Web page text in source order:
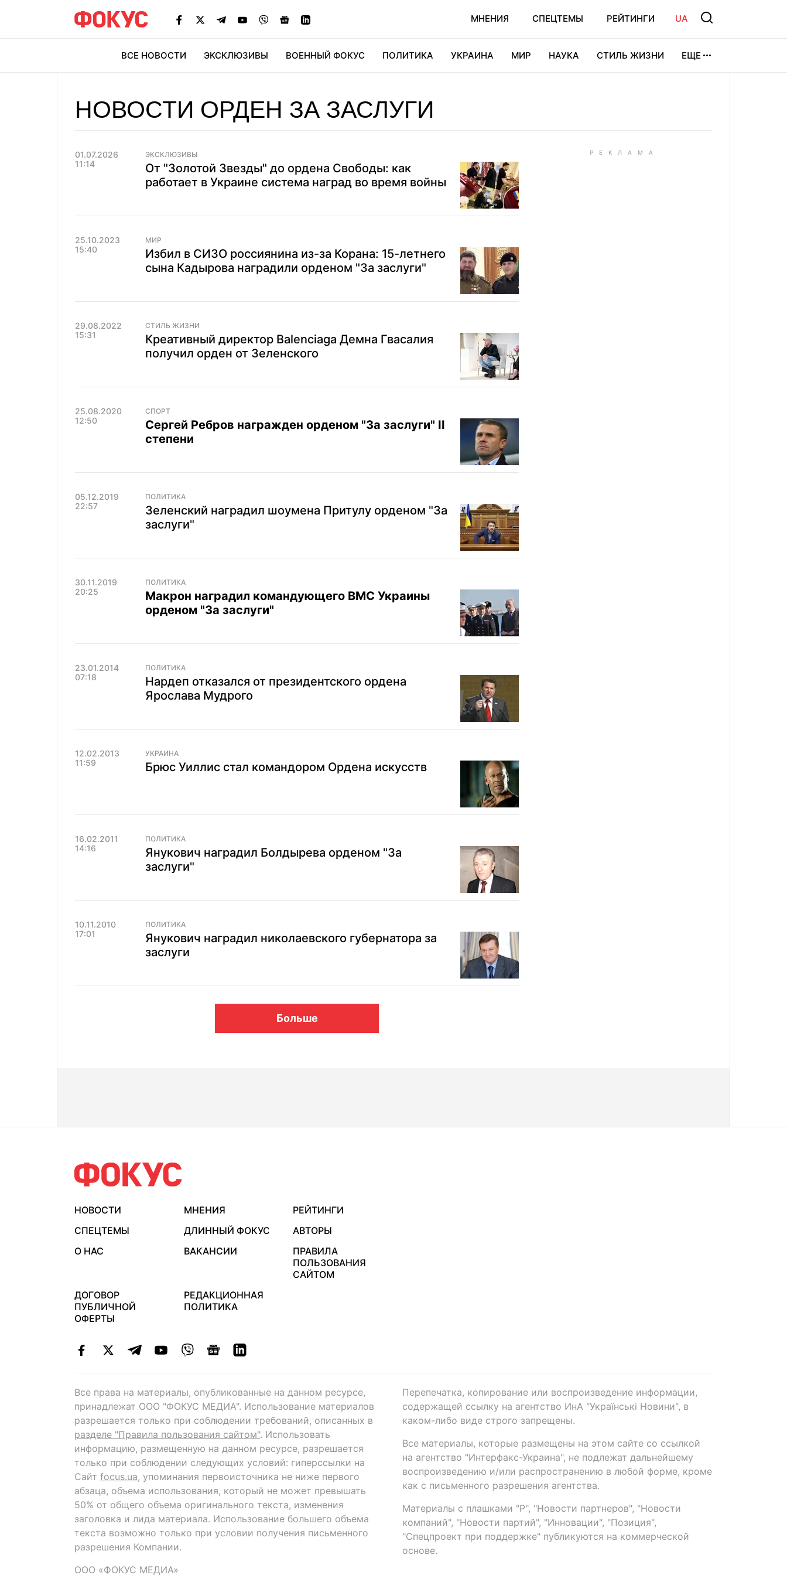
МНЕНИЯ СПЕЦТЕМЫ РЕЙТИНГИ UA
ВСЕ НОВОСТИ ЭКСКЛЮЗИВЫ ВОЕННЫЙ ФОКУС ПОЛИТИКА УКРАИНА МИР НАУКА СТИЛЬ ЖИЗНИ ЕЩЕ
НОВОСТИ ОРДЕН ЗА ЗАСЛУГИ
01.07.2026
11:14
ЭКСКЛЮЗИВЫ
От "Золотой Звезды" до ордена Свободы: как
работает в Украине система наград во время войны
25.10.2023
15:40
МИР
Избил в СИЗО россиянина из-за Корана: 15-летнего
сына Кадырова наградили орденом "За заслуги"
29.08.2022
15:31
СТИЛЬ ЖИЗНИ
Креативный директор Balenciaga Демна Гвасалия
получил орден от Зеленского
25.08.2020
12:50
СПОРТ
Сергей Ребров награжден орденом "За заслуги" II
степени
05.12.2019
22:57
ПОЛИТИКА
Зеленский наградил шоумена Притулу орденом "За
заслуги"
30.11.2019
20:25
ПОЛИТИКА
Макрон наградил командующего ВМС Украины
орденом "За заслуги"
23.01.2014
07:18
ПОЛИТИКА
Нардеп отказался от президентского ордена
Ярослава Мудрого
12.02.2013
11:59
УКРАИНА
Брюс Уиллис стал командором Ордена искусств
16.02.2011
14:16
ПОЛИТИКА
Янукович наградил Болдырева орденом "За
заслуги"
10.11.2010
17:01
ПОЛИТИКА
Янукович наградил николаевского губернатора за
заслуги
Больше
НОВОСТИ МНЕНИЯ
РЕЙТИНГИ
СПЕЦТЕМЫ
ДЛИННЫЙ ФОКУС
АВТОРЫ
О НАС
ВАКАНСИИ
ПРАВИЛА
ПОЛЬЗОВАНИЯ
САЙТОМ
ДОГОВОР
ПУБЛИЧНОЙ
ОФЕРТЫ
РЕДАКЦИОННАЯ
ПОЛИТИКА
Все права на материалы, опубликованные на данном ресурсе,
принадлежат ООО "ФОКУС МЕДИА". Использование материалов
разрешается только при соблюдении требований, описанных в
разделе "Правила пользования сайтом". Использовать
информацию, размещенную на данном ресурсе, разрешается
только при соблюдении следующих условий: гиперссылки на
Сайт focus.ua, упоминания первоисточника не ниже первого
абзаца, объема использования, который не может превышать
50% от общего объема оригинального текста, изменения
заголовка и лида материала. Использование большего объема
текста возможно только при условии получения письменного
разрешения Компании.
ООО «ФОКУС МЕДИА»
Перепечатка, копирование или воспроизведение информации,
содержащей ссылку на агентство ИнА "Українські Новини", в
каком-либо виде строго запрещены.
Все материалы, которые размещены на этом сайте со ссылкой
на агентство "Интерфакс-Украина", не подлежат дальнейшему
воспроизведению и/или распространению в любой форме, кроме
как с письменного разрешения агентства.
Материалы с плашками "Р", "Новости партнеров", "Новости
компаний", "Новости партий", "Инновации", "Позиция",
"Спецпроект при поддержке" публикуются на коммерческой
основе.